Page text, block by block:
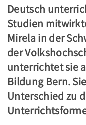
Deutsch
Studien
Mirela in der
der
unterrichtet sie
Bildung Bern.
Unterschied zu